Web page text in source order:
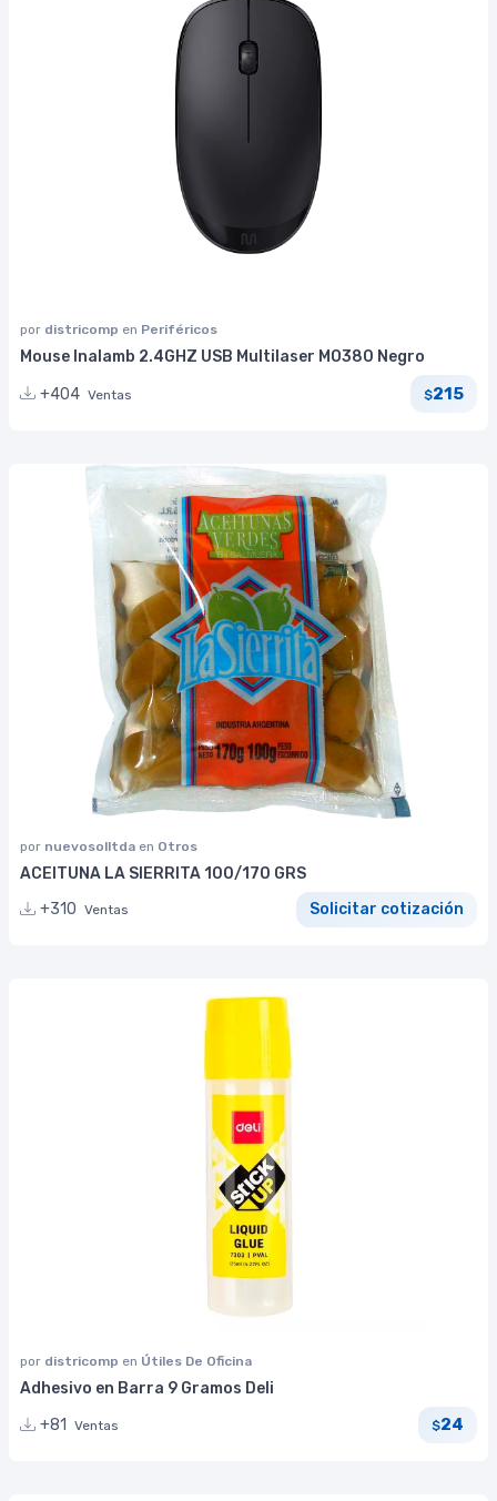
por districomp en Periféricos
Mouse Inalamb 2.4GHZ USB Multilaser MO380 Negro
+404 Ventas $215
por nuevosolltda en Otros
ACEITUNA LA SIERRITA 100/170 GRS
+310 Ventas Solicitar cotización
por districomp en Útiles De Oficina
Adhesivo en Barra 9 Gramos Deli
+81
Ventas $24